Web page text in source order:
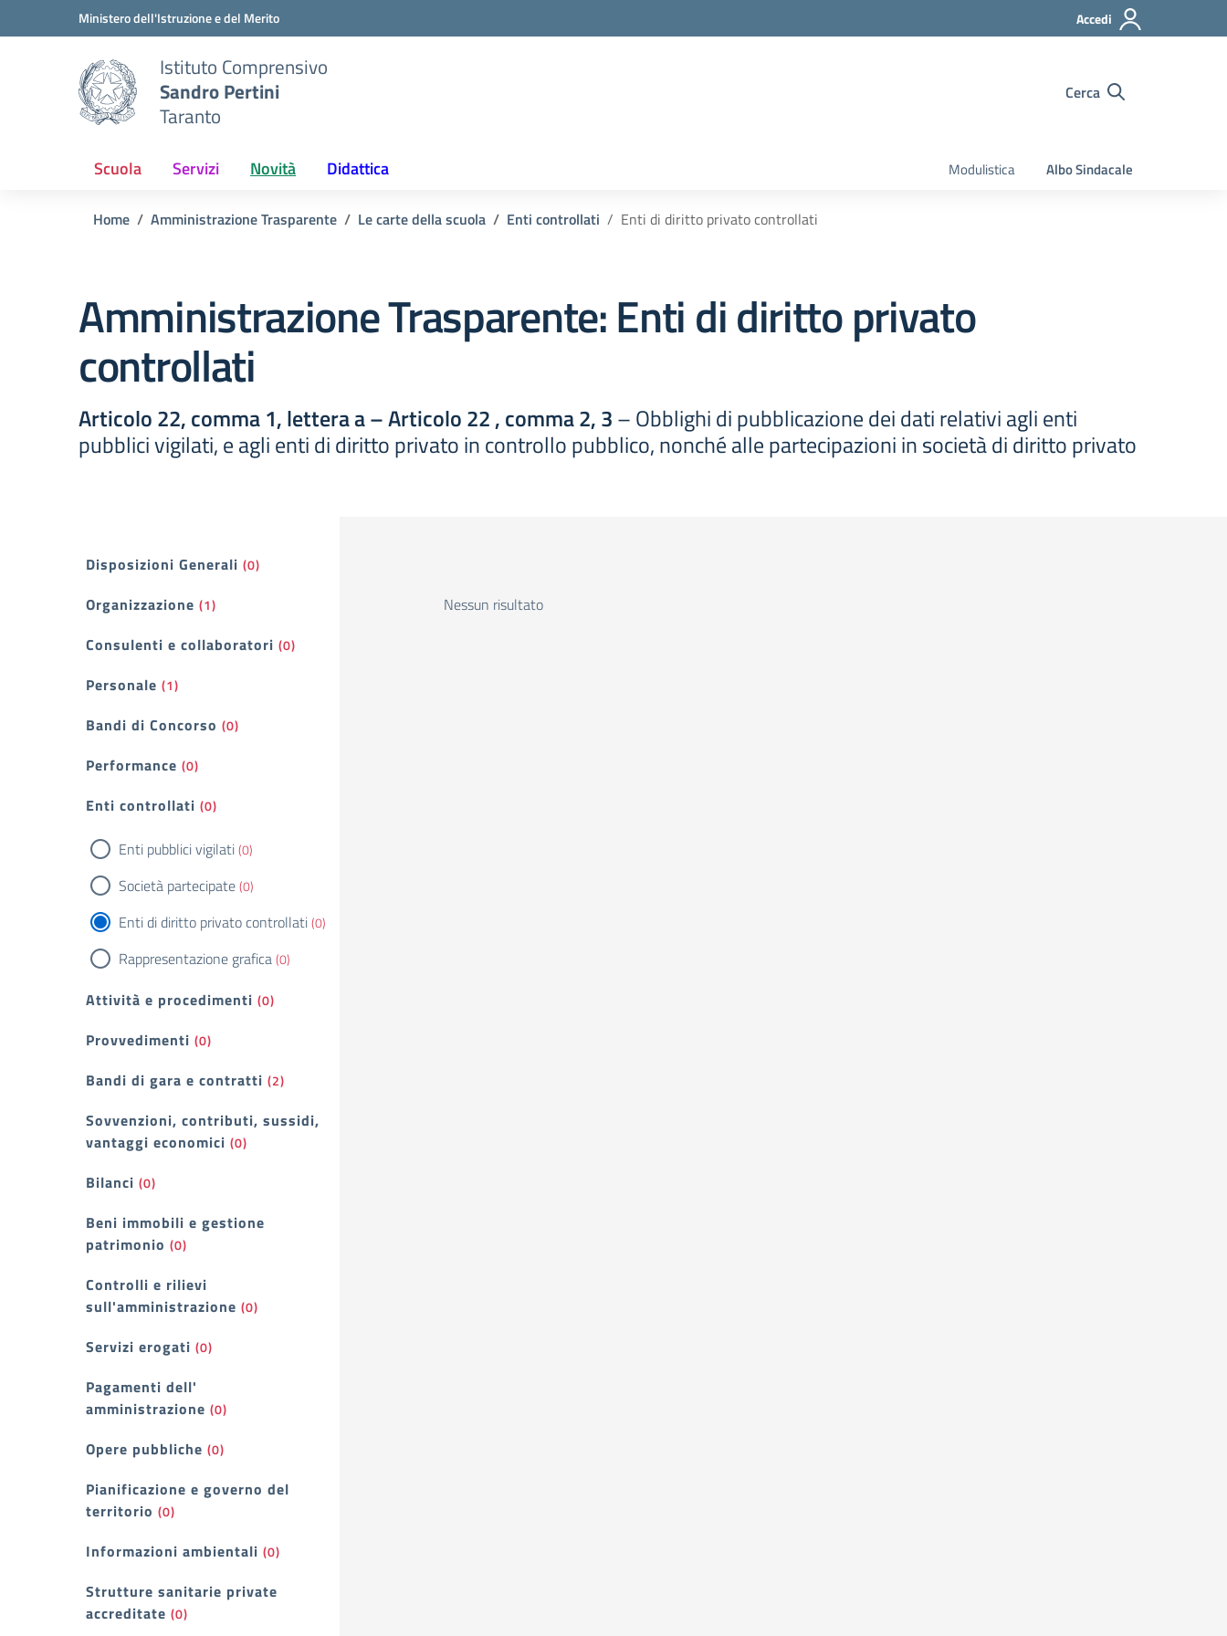
Vai ai contenuti
Vai al menu di navigazioneMinistero dell'Istruzione e del Merito Accedi
Istituto Comprensivo
Sandro Pertini
Taranto
Cerca
Scuola Servizi Novità Didattica Modulistica Albo Sindacale
Home Amministrazione Trasparente Le carte della scuola Enti controllati Enti di diritto privato controllati
Amministrazione Trasparente:Enti di diritto privato
controllati
Articolo 22, comma 1, lettera a – Articolo 22 , comma 2, 3– Obblighi di pubblicazione dei dati relativi agli enti
pubblici vigilati, e agli enti di diritto privato in controllo pubblico, nonché alle partecipazioni in società di diritto privato
Filtri
Disposizioni Generali (0)
Organizzazione (1)
Consulenti e collaboratori (0)
Personale (1)
Bandi di Concorso (0)
Performance (0)
Enti controllati (0)
Enti pubblici vigilati(0)
Società partecipate(0)
Enti di diritto privato controllati(0)
Rappresentazione grafica(0)
Attività e procedimenti (0)
Provvedimenti (0)
Bandi di gara e contratti (2)
Sovvenzioni, contributi, sussidi,
vantaggi economici (0)
Bilanci (0)
Beni immobili e gestione
patrimonio (0)
Controlli e rilievi
sull'amministrazione (0)
Servizi erogati (0)
Pagamenti dell'
amministrazione (0)
Opere pubbliche (0)
Pianificazione e governo del
territorio (0)
Informazioni ambientali (0)
Strutture sanitarie private
accreditate (0)
Nessun risultato